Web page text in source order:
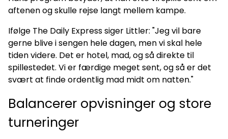
aftenen og skulle rejse langt mellem kampe.
Ifølge The Daily Express siger Littler: "Jeg vil bare
gerne blive i sengen hele dagen, men vi skal hele
tiden videre. Det er hotel, mad, og så direkte til
spillestedet. Vi er færdige meget sent, og så er det
svært at finde ordentlig mad midt om natten."
Balancerer opvisninger og store
turneringer